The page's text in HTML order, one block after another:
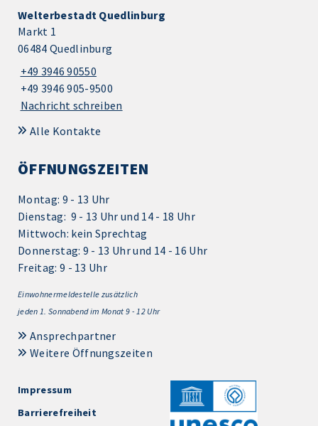
Welterbestadt Quedlinburg
Markt 1
06484 Quedlinburg
+49 3946 90550
+49 3946 905-9500
Nachricht schreiben
Alle Kontakte
ÖFFNUNGSZEITEN
Montag: 9 - 13 Uhr
Dienstag: 9 - 13 Uhr und 14 - 18 Uhr
Mittwoch: kein Sprechtag
Donnerstag: 9 - 13 Uhr und 14 - 16 Uhr
Freitag: 9 - 13 Uhr
Einwohnermeldestelle zusätzlich
jeden 1. Sonnabend im Monat 9 - 12 Uhr
Ansprechpartner
Weitere Öffnungszeiten
Impressum
Barrierefreiheit